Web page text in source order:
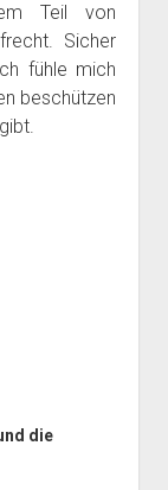
Teil von
Sicher
fühle mich
beschützen
die